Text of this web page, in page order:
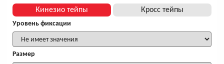
Кинезио тейпы Кросс тейпы
Уровень фиксации
Размер